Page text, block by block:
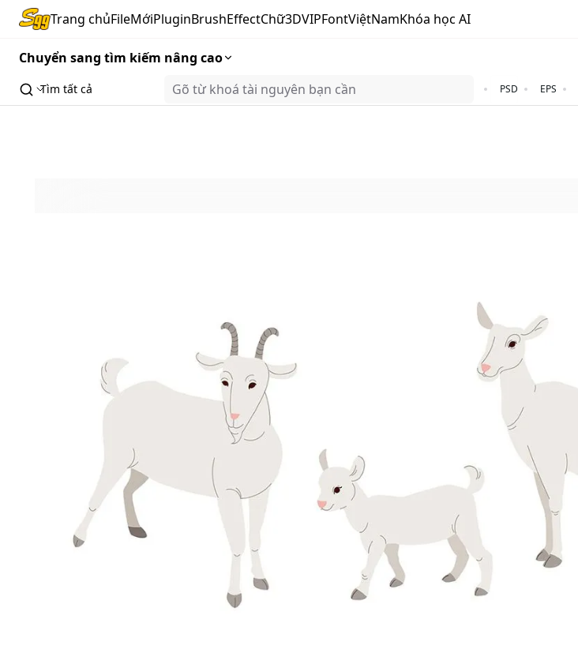
Trang chủFileMớiPluginBrushEffectChữ3DVIPFontViệtNamKhóa học AI
Chuyển sang tìm kiếm nâng cao
Tìm tất cả PSD EPS